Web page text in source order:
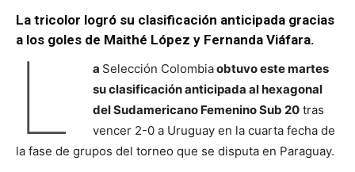
La tricolor logró su clasificación anticipada gracias
a los goles de Maithé López y Fernanda Viáfara.
L a Selección Colombiaobtuvo este martes
su clasificación anticipada al hexagonal
del Sudamericano Femenino Sub 20tras
vencer 2-0 a Uruguay en la cuarta fecha de
la fase de grupos del torneo que se disputa en Paraguay.